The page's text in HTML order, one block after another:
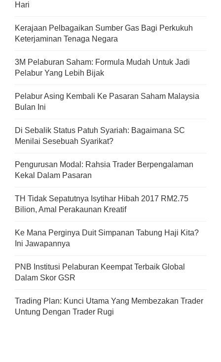
Hari
Kerajaan Pelbagaikan Sumber Gas Bagi Perkukuh
Keterjaminan Tenaga Negara
3M Pelaburan Saham: Formula Mudah Untuk Jadi
Pelabur Yang Lebih Bijak
Pelabur Asing Kembali Ke Pasaran Saham Malaysia
Bulan Ini
Di Sebalik Status Patuh Syariah: Bagaimana SC
Menilai Sesebuah Syarikat?
Pengurusan Modal: Rahsia Trader Berpengalaman
Kekal Dalam Pasaran
TH Tidak Sepatutnya Isytihar Hibah 2017 RM2.75
Bilion, Amal Perakaunan Kreatif
Ke Mana Perginya Duit Simpanan Tabung Haji Kita?
Ini Jawapannya
PNB Institusi Pelaburan Keempat Terbaik Global
Dalam Skor GSR
Trading Plan: Kunci Utama Yang Membezakan Trader
Untung Dengan Trader Rugi